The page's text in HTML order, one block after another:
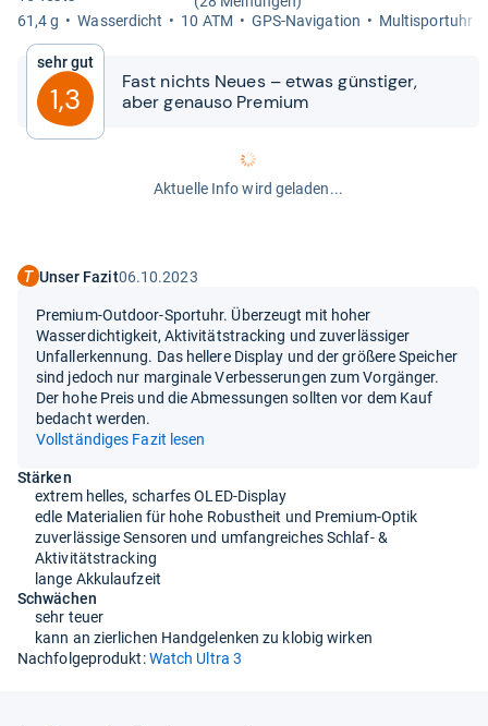
61,4 g
Was­ser­dicht 10 ATM GPS-​Navi­ga­tion Mul­tisport­uhr
Sehr gut
1,3
Fast nichts Neues – etwas güns­ti­ger,
aber genauso Pre­mium
Aktuelle Info wird geladen...
Unser Fazit06.10.2023
Premium-Outdoor-Sportuhr. Überzeugt mit hoher
Wasserdichtigkeit, Aktivitätstracking und zuverlässiger
Unfallerkennung. Das hellere Display und der größere Speicher
sind jedoch nur marginale Verbesserungen zum Vorgänger.
Der hohe Preis und die Abmessungen sollten vor dem Kauf
bedacht werden.
Vollständiges Fazit lesen
Stärken
extrem helles, scharfes OLED-Display
edle Materialien für hohe Robustheit und Premium-Optik
zuverlässige Sensoren und umfangreiches Schlaf- &
Aktivitätstracking
lange Akkulaufzeit
Schwächen
sehr teuer
kann an zierlichen Handgelenken zu klobig wirken
Nachfolgeprodukt:Watch Ultra 3